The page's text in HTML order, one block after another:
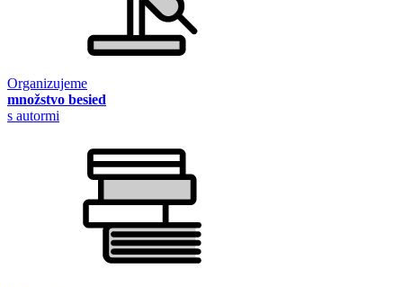
Organizujeme
množstvo besied
s autormi